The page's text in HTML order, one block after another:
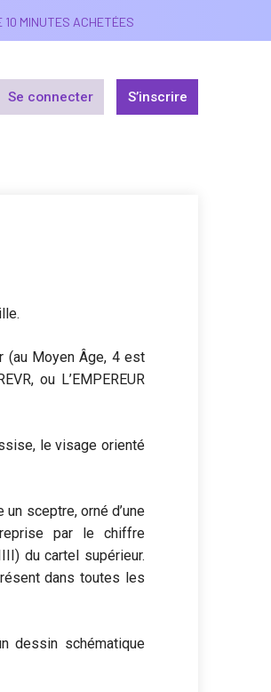
10 MINUTES ACHETÉES
Se connecter S’inscrire
(au Moyen Âge, 4 est
ou L’EMPEREUR
le visage orienté
sceptre, orné d’une
par le chiffre
du cartel supérieur.
dans toutes les
dessin schématique